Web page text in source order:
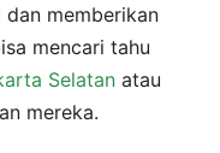
memberikan
mencari tahu
Selatan atau
mereka.